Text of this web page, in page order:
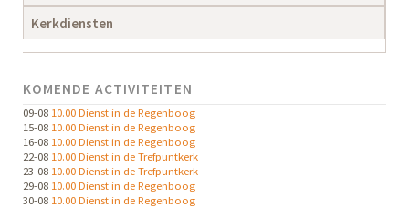
Kerkdiensten
KOMENDE ACTIVITEITEN
09-08 10.00 Dienst in de Regenboog
15-08 10.00 Dienst in de Regenboog
16-08 10.00 Dienst in de Regenboog
22-08 10.00 Dienst in de Trefpuntkerk
23-08 10.00 Dienst in de Trefpuntkerk
29-08 10.00 Dienst in de Regenboog
30-08 10.00 Dienst in de Regenboog